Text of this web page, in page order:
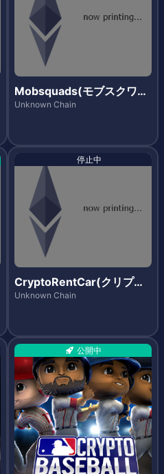
Mobsquads(モブスクワッ
ズ)
Unknown Chain
停止中
CryptoRentCar(クリプト
レンタカー)
Unknown Chain
公開中